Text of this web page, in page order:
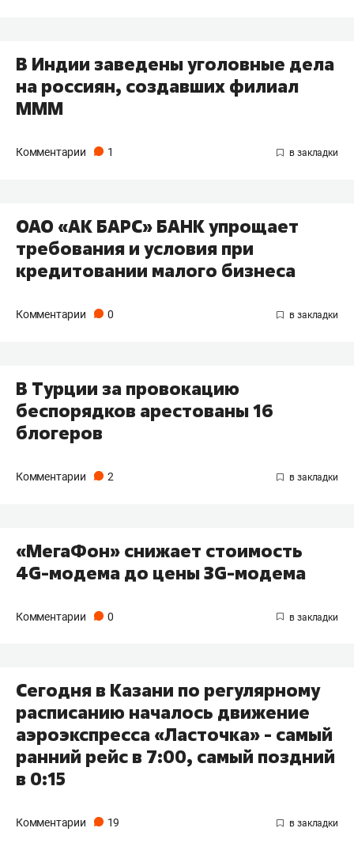
В Индии заведены уголовные дела
на россиян, создавших филиал
МММ
Комментарии 1
ОАО «АК БАРС» БАНК упрощает
требования и условия при
кредитовании малого бизнеса
Комментарии 0
В Турции за провокацию
беспорядков арестованы 16
блогеров
Комментарии 2
«МегаФон» снижает стоимость
4G-модема до цены 3G-модема
Комментарии 0
Сегодня в Казани по регулярному
расписанию началось движение
аэроэкспресса «Ласточка» - самый
ранний рейс в 7:00, самый поздний
в 0:15
Комментарии 19